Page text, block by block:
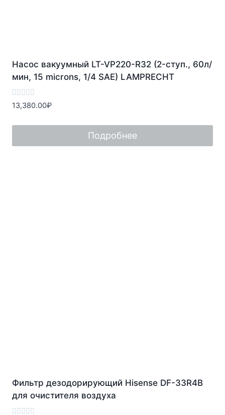
Насос вакуумный LT-VP220-R32 (2-ступ., 60л/
мин, 15 microns, 1/4 SAE) LAMPRECHT
Оценка
0
5
13,380.00₽
Подробнее
Фильтр дезодорирующий Hisense DF-33R4B
для очистителя воздуха